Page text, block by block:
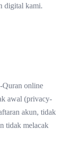
digital kami.
Quran online
awal (privacy-
akun, tidak
tidak melacak